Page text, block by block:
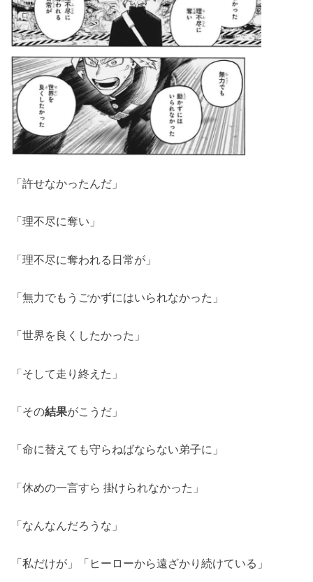
「許せなかったんだ」
「理不尽に奪い」
「理不尽に奪われる日常が」
「無力でもうごかずにはいられなかった」
「世界を良くしたかった」
「そして走り終えた」
「その結果がこうだ」
「命に替えても守らねばならない弟子に」
「休めの一言すら 掛けられなかった」
「なんなんだろうな」
「私だけが」「ヒーローから遠ざかり続けている」